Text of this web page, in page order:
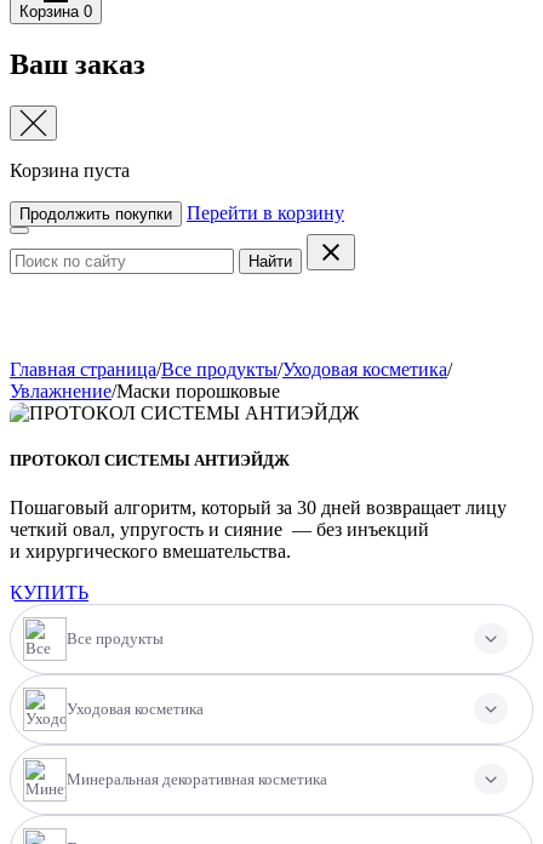
Корзина 0
Ваш заказ
Корзина пуста
Продолжить покупки Перейти в корзину
Найти
Главная страница/Все продукты/Уходовая косметика/
Увлажнение/Маски порошковые
ПРОТОКОЛ СИСТЕМЫ АНТИЭЙДЖ
Пошаговый алгоритм, который за 30 дней возвращает лицу
четкий овал, упругость и сияние — без инъекций
и хирургического вмешательства.
КУПИТЬ
Все продукты
Уходовая косметика
Минеральная декоративная косметика